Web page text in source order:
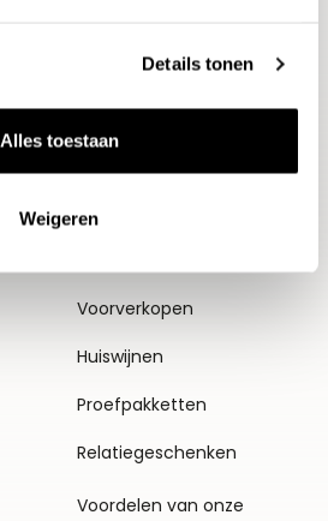
Details tonen
Alles toestaan
WeigerenThema's
Voorverkopen
Huiswijnen
Proefpakketten
Relatiegeschenken
Voordelen van onze